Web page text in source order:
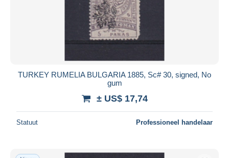
TURKEY RUMELIA BULGARIA 1885, Sc# 30, signed, No
gum
± US$ 17,74
Statuut Professioneel handelaar